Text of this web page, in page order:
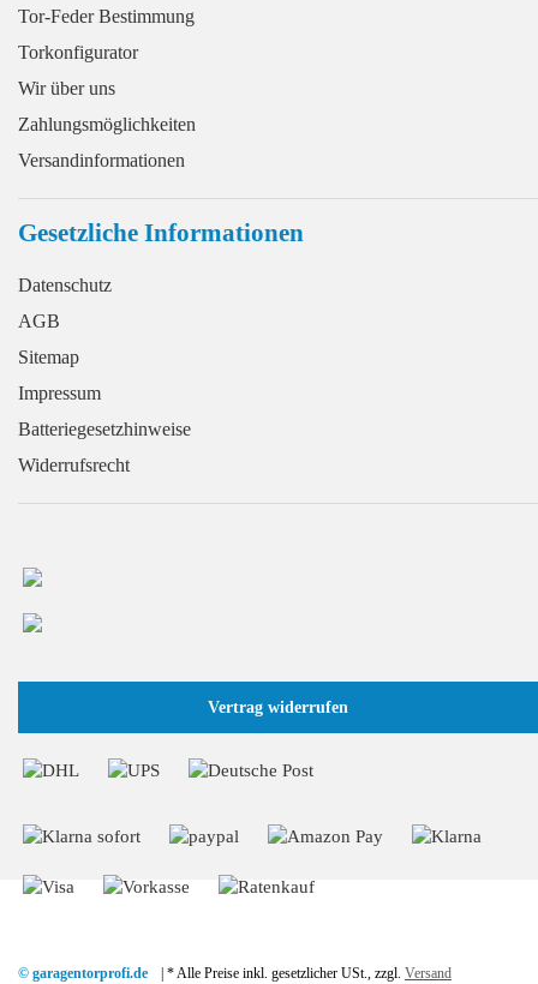
Tor-Feder Bestimmung
Torkonfigurator
Wir über uns
Zahlungsmöglichkeiten
Versandinformationen
Gesetzliche Informationen
Datenschutz
AGB
Sitemap
Impressum
Batteriegesetzhinweise
Widerrufsrecht
Vertrag widerrufen
© garagentorprofi.de | * Alle Preise inkl. gesetzlicher USt., zzgl. Versand